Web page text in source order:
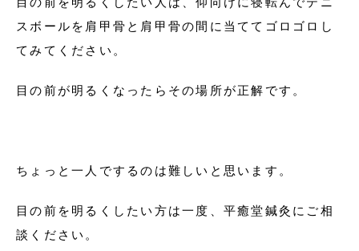
スボールを肩甲骨と肩甲骨の間に当ててゴロゴロし
てみてください。
目の前が明るくなったらその場所が正解です。
ちょっと一人でするのは難しいと思います。
目の前を明るくしたい方は一度、平癒堂鍼灸にご相
談ください。